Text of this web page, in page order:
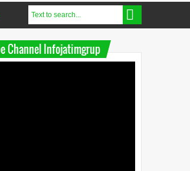
Channel Infojatimgrup